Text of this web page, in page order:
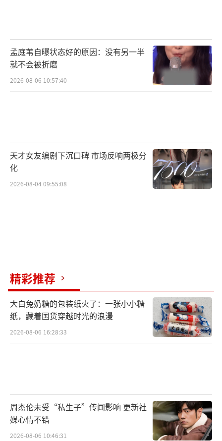
孟庭苇自曝状态好的原因：没有另一半
就不会被折磨
2026-08-06 10:57:40
天才女友编剧下沉口碑 市场反响两极分
化
2026-08-04 09:55:08
精彩推荐
大白兔奶糖的包装纸火了：一张小小糖
纸，藏着国货穿越时光的浪漫
2026-08-06 16:28:33
周杰伦未受“私生子”传闻影响 更新社
媒心情不错
2026-08-06 10:46:31